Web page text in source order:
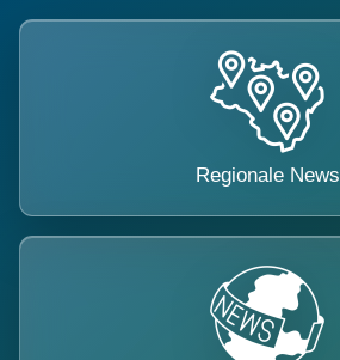
Regionale News